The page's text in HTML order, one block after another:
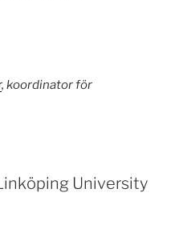
, koordinator för
University